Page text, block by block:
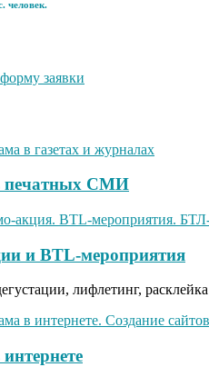
человек.
заявки
печатных СМИ
и BTL-мероприятия
лифлетинг, расклейка